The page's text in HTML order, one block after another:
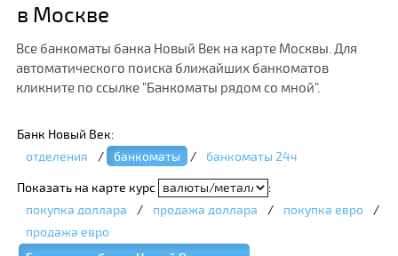
в Москве
Все банкоматы банка Новый Век на карте Москвы. Для
автоматического поиска ближайших банкоматов
кликните по ссылке "Банкоматы рядом со мной".
Банк Новый Век:
отделения
/ банкоматы / банкоматы 24ч
Показать на карте курс
:
покупка доллара
/ продажа доллара / покупка евро
/
продажа евро